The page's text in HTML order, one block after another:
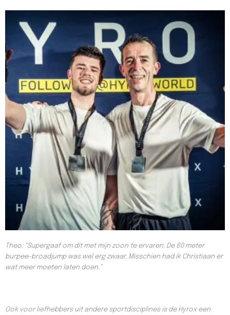
Theo: “Supergaaf om dit met mijn zoon te ervaren. De 80 meter
burpee-broadjump was wel erg zwaar. Misschien had ik Christiaan er
wat meer moeten laten doen.”
Ook voor liefhebbers uit andere sportdisciplines is de Hyrox een